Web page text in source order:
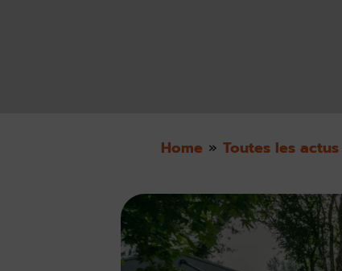
Home » Toutes les actus